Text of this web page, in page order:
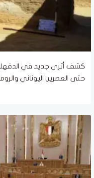
كشف أثري جديد في
حتى العصرين اليوناني